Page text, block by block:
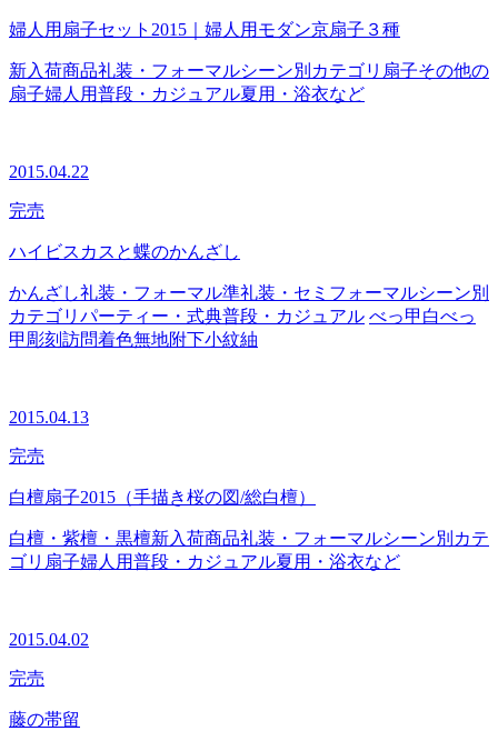
婦人用扇子セット2015｜婦人用モダン京扇子３種
新入荷商品礼装・フォーマルシーン別カテゴリ 扇子その他の
扇子婦人用普段・カジュアル夏用・浴衣など
2015.04.22
完売
ハイビスカスと蝶のかんざし
かんざし礼装・フォーマル準礼装・セミフォーマルシーン別
カテゴリ パーティー・式典普段・カジュアル べっ甲 白べっ
甲 彫刻 訪問着色無地附下小紋紬
2015.04.13
完売
白檀扇子2015（手描き桜の図/総白檀）
白檀・紫檀・黒檀新入荷商品礼装・フォーマルシーン別カテ
ゴリ 扇子婦人用普段・カジュアル夏用・浴衣など
2015.04.02
完売
藤の帯留